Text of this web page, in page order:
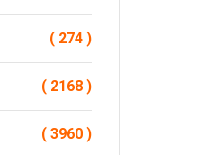
( 274 )
( 2168 )
( 3960 )